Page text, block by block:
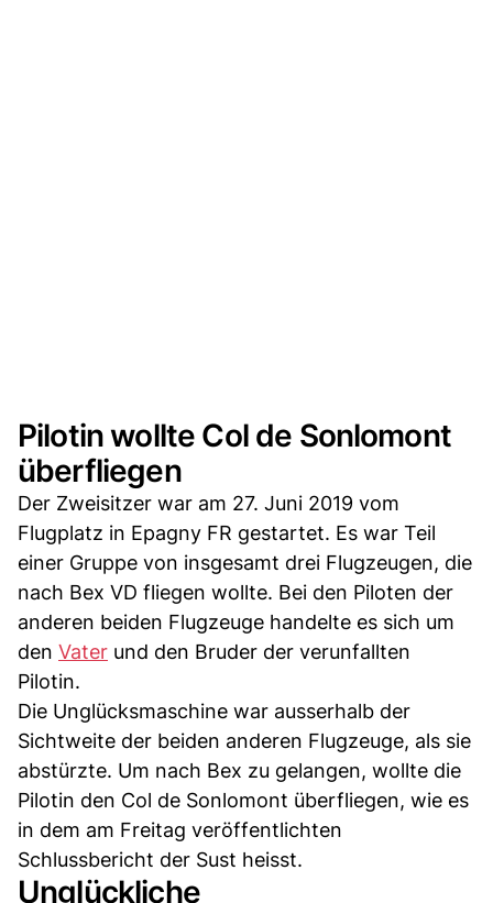
Pilotin wollte Col de Sonlomont
überfliegen
Der Zweisitzer war am 27. Juni 2019 vom
Flugplatz in Epagny FR gestartet. Es war Teil
einer Gruppe von insgesamt drei Flugzeugen, die
nach Bex VD fliegen wollte. Bei den Piloten der
anderen beiden Flugzeuge handelte es sich um
den Vater und den Bruder der verunfallten
Pilotin.
Die Unglücksmaschine war ausserhalb der
Sichtweite der beiden anderen Flugzeuge, als sie
abstürzte. Um nach Bex zu gelangen, wollte die
Pilotin den Col de Sonlomont überfliegen, wie es
in dem am Freitag veröffentlichten
Schlussbericht der Sust heisst.
Unglückliche